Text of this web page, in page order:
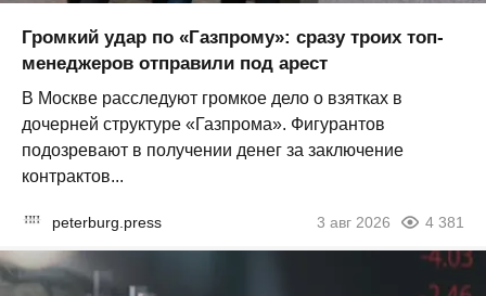
Громкий удар по «Газпрому»: сразу троих топ-
менеджеров отправили под арест
В Москве расследуют громкое дело о взятках в
дочерней структуре «Газпрома». Фигурантов
подозревают в получении денег за заключение
контрактов...
peterburg.press 3 авг 2026 4 381